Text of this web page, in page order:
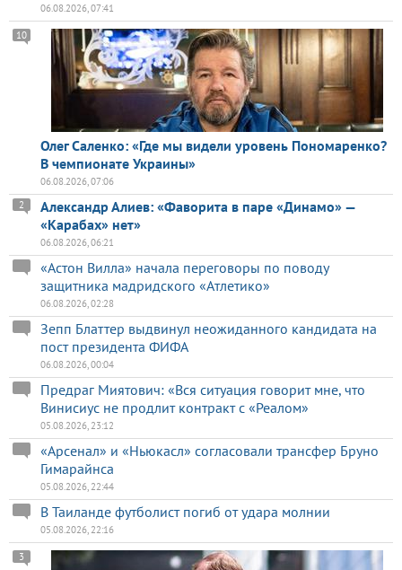
06.08.2026, 07:41
Олег Саленко: «Где мы видели уровень Пономаренко?
В чемпионате Украины»
10
06.08.2026, 07:06
Александр Алиев: «Фаворита в паре «Динамо» —
«Карабах» нет»
2
06.08.2026, 06:21
«Астон Вилла» начала переговоры по поводу
защитника мадридского «Атлетико»
06.08.2026, 02:28
Зепп Блаттер выдвинул неожиданного кандидата на
пост президента ФИФА
06.08.2026, 00:04
Предраг Миятович: «Вся ситуация говорит мне, что
Винисиус не продлит контракт с «Реалом»
05.08.2026, 23:12
«Арсенал» и «Ньюкасл» согласовали трансфер Бруно
Гимарайнса
05.08.2026, 22:44
В Таиланде футболист погиб от удара молнии
05.08.2026, 22:16
3